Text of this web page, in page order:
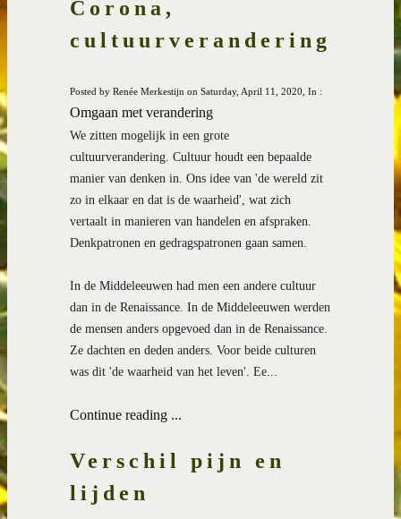
Corona,
cultuurverandering
Posted by Renée Merkestijn on Saturday, April 11, 2020, In :
Omgaan met verandering
We zitten mogelijk in een grote
cultuurverandering. Cultuur houdt een bepaalde
manier van denken in. Ons idee van 'de wereld zit
zo in elkaar en dat is de waarheid', wat zich
vertaalt in manieren van handelen en afspraken.
Denkpatronen en gedragspatronen gaan samen.
In de Middeleeuwen had men een andere cultuur
dan in de Renaissance. In de Middeleeuwen werden
de mensen anders opgevoed dan in de Renaissance.
Ze dachten en deden anders. Voor beide culturen
was dit 'de waarheid van het leven'. Ee...
Continue reading ...
Verschil pijn en
lijden